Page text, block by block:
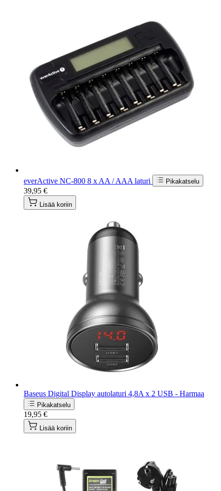
everActive NC-800 8 x AA / AAA laturi Pikakatselu
39,95 €
Lisää koriin
Baseus Digital Display autolaturi 4,8A x 2 USB - Harmaa
Pikakatselu
19,95 €
Lisää koriin